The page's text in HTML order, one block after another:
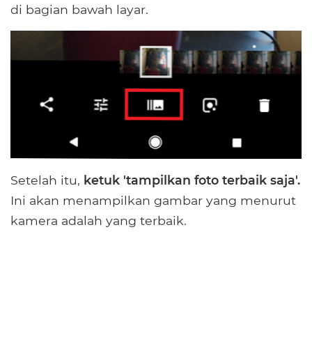
di bagian bawah layar.
Setelah itu, ketuk 'tampilkan foto terbaik saja'.
Ini akan menampilkan gambar yang menurut
kamera adalah yang terbaik.